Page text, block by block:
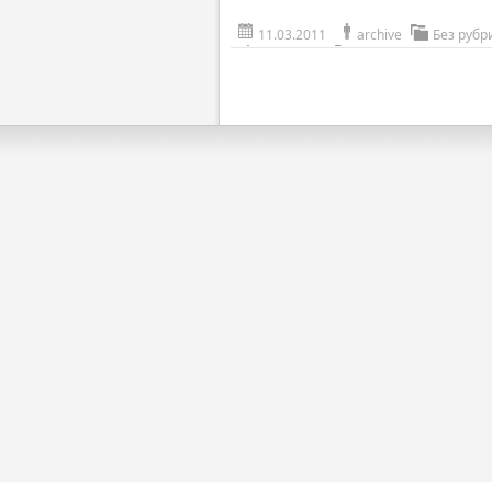
11.03.2011 archive Без